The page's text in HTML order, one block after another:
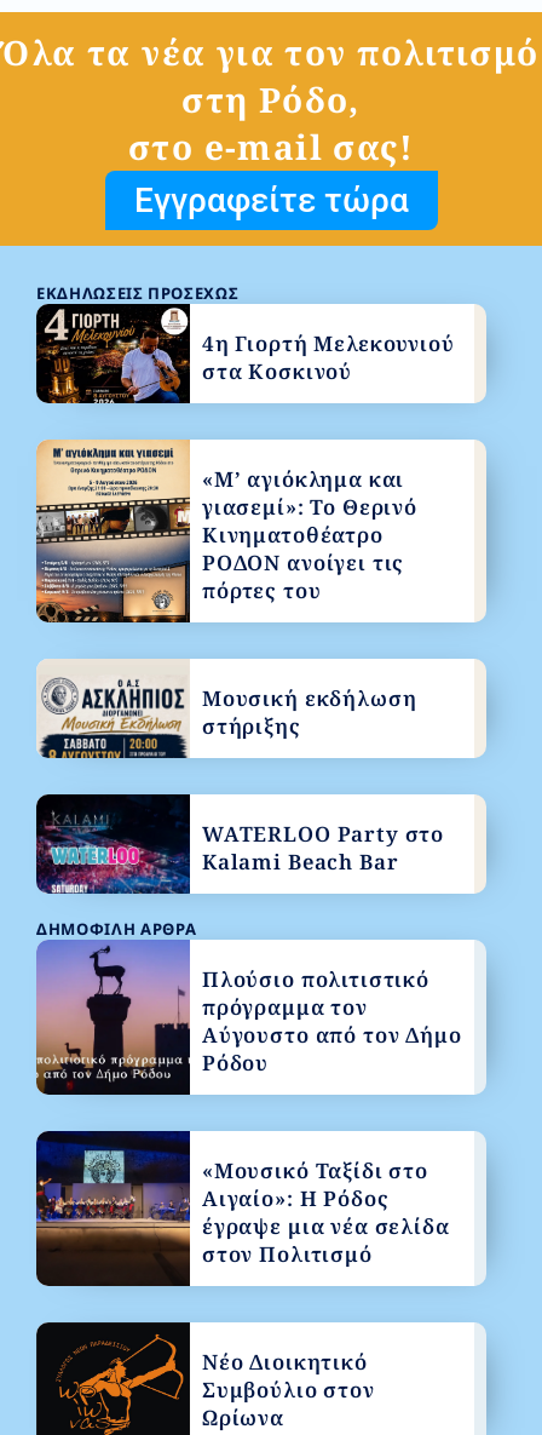
Όλα τα νέα για τον πολιτισμό
στη Ρόδο,
στο e-mail σας!
Εγγραφείτε τώρα
ΔΗΜΟΦΙΛΉ ΆΡΘΡΑ
Πλούσιο πολιτιστικό
πρόγραμμα τον
Αύγουστο από τον Δήμο
Ρόδου
«Μουσικό Ταξίδι στο
Αιγαίο»: Η Ρόδος
έγραψε μια νέα σελίδα
στον Πολιτισμό
Νέο Διοικητικό
Συμβούλιο στον
Ωρίωνα
ΕΚΔΗΛΏΣΕΙΣ ΠΡΟΣΕΧΏΣ
4η Γιορτή Μελεκουνιού
στα Κοσκινού
«Μ’ αγιόκλημα και
γιασεμί»: Το Θερινό
Κινηματοθέατρο
ΡΟΔΟΝ ανοίγει τις
πόρτες του
Μουσική εκδήλωση
στήριξης
WATERLOO Party στο
Kalami Beach Bar